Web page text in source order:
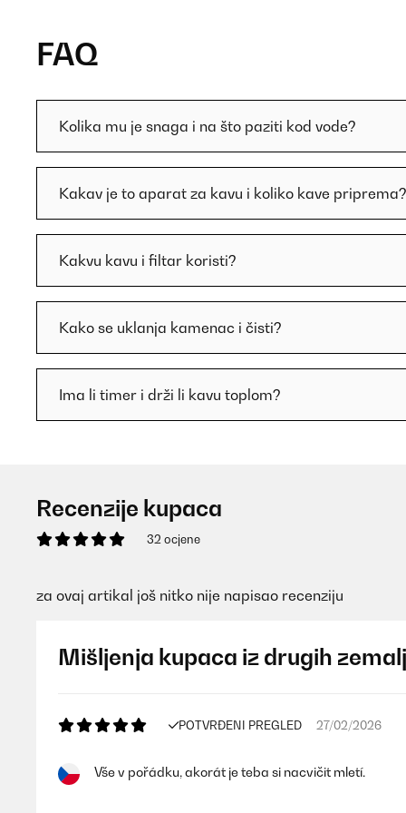
FAQ
Kolika mu je snaga i na što paziti kod vode?
Kakav je to aparat za kavu i koliko kave priprema?
Kakvu kavu i filtar koristi?
Kako se uklanja kamenac i čisti?
Ima li timer i drži li kavu toplom?
Recenzije kupaca
32 ocjene
za ovaj artikal još nitko nije napisao recenziju
Mišljenja kupaca iz drugih
POTVRĐENI PREGLED 27/02/2026
Vše v pořádku, akorát je teba si nacvičit mletí.